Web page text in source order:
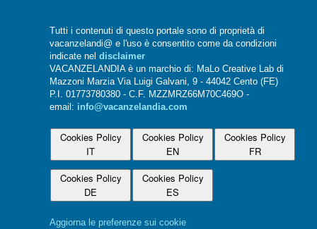
Tutti i contenuti di questo portale sono di proprietà di
vacanzelandi@ e l'uso è consentito come da condizioni
indicate nel disclaimer
VACANZELANDIA è un marchio di: MaLo Creative Lab di
Mazzoni Marzia Via Luigi Galvani, 9 - 44042 Cento (FE)
P.I. 01773780380 - C.F. MZZMRZ66M70C469O -
email: info@vacanzelandia.com
Cookies Policy
IT
Cookies Policy
EN
Cookies Policy
FR
Cookies Policy
DE
Cookies Policy
ES
Aggiorna le preferenze sui cookie